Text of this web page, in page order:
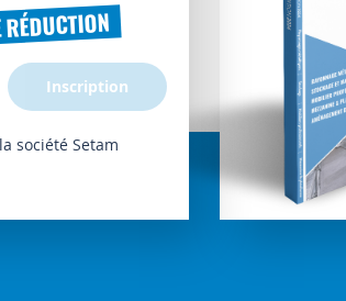
société Setam
Inscription